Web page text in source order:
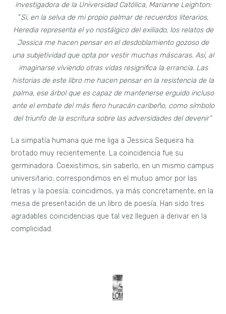
investigadora de la Universidad Católica, Marianne Leighton:
“Si, en la selva de mi propio palmar de recuerdos literarios,
Heredia representa el yo nostálgico del exiliado, los relatos de
Jessica me hacen pensar en el desdoblamiento gozoso de
una subjetividad que opta por vestir muchas máscaras. Así, al
imaginarse viviendo otras vidas resignifica la errancia. Las
historias de este libro me hacen pensar en la resistencia de la
palma, ese árbol que es capaz de mantenerse erguido incluso
ante el embate del más fiero huracán caribeño, como símbolo
del triunfo de la escritura sobre las adversidades del devenir”
La simpatía humana que me liga a Jessica Sequeira ha
brotado muy recientemente. La coincidencia fue su
germinadora. Coexistimos, sin saberlo, en un mismo campus
universitario; correspondimos en el mutuo amor por las
letras y la poesía; coincidimos, ya más concretamente, en la
mesa de presentación de un libro de poesía. Han sido tres
agradables coincidencias que tal vez lleguen a derivar en la
complicidad.